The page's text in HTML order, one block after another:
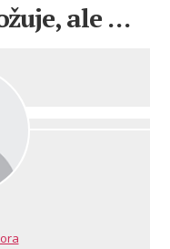
ale …